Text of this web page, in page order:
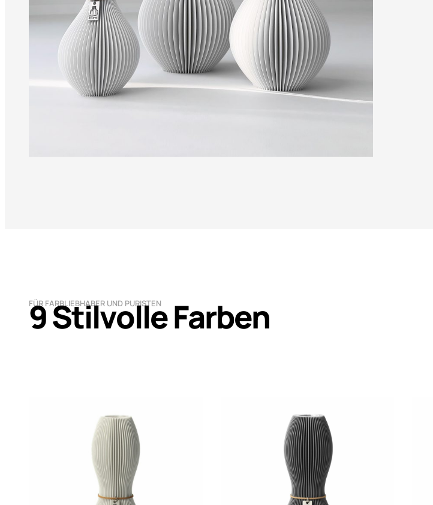
FÜR FARBLIEBHABER UND PURISTEN
9 Stilvolle Farben